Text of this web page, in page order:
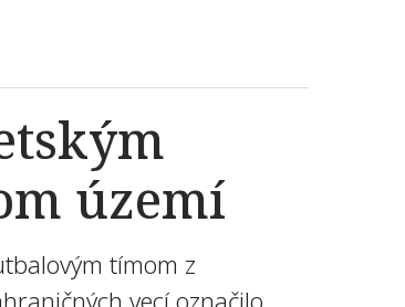
území
tímom z
vecí označilo